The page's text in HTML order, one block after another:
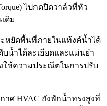
ไปกดปิดวาล์วที่หัว
ดิม
หยัดพื้นที่ภายในแท้งค์น้ำได้
น้ำได้ละเอียดและแม่นยำ
ใช้ความประณีตในการปรับ
าศ HVAC ถังพักน้ำทรงสูงที่